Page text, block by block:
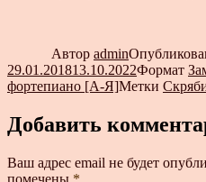
Автор admin
29.01.201813.10.2022Формат
фортепиано [А-Я]Метки
Добавить
Ваш адрес email не будет
помечены *